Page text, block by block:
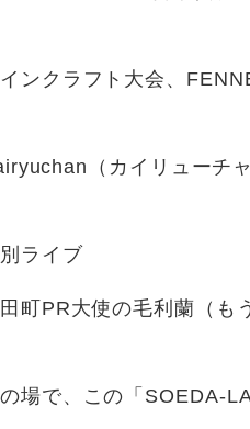
会、FENNELの
リューチャン）選
イブ
利蘭（もうりら
SOEDA-LAN」の